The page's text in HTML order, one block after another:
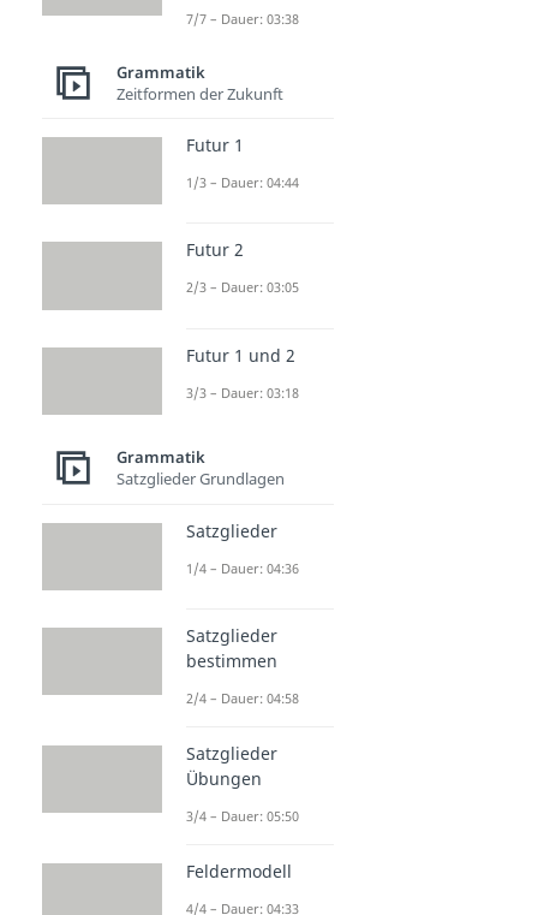
7/7 – Dauer: 03:38
Grammatik
Zeitformen der Zukunft
Futur 1
1/3 – Dauer: 04:44
Futur 2
2/3 – Dauer: 03:05
Futur 1 und 2
3/3 – Dauer: 03:18
Grammatik
Satzglieder Grundlagen
Satzglieder
1/4 – Dauer: 04:36
Satzglieder
bestimmen
2/4 – Dauer: 04:58
Satzglieder
Übungen
3/4 – Dauer: 05:50
Feldermodell
4/4 – Dauer: 04:33